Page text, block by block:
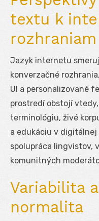
textu k
rozhraniam
Jazyk internetu
konverzačné
UI a personalizované
prostredí obstojí
terminológiu, živé
a edukáciu v
spolupráca lingvistov,
komunitných
Variabilita
normalita